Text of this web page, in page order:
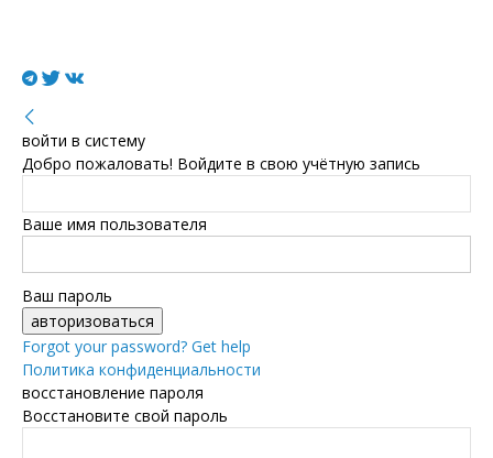
войти в систему
Добро пожаловать! Войдите в свою учётную запись
Ваше имя пользователя
Ваш пароль
Forgot your password? Get help
Политика конфиденциальности
восстановление пароля
Восстановите свой пароль